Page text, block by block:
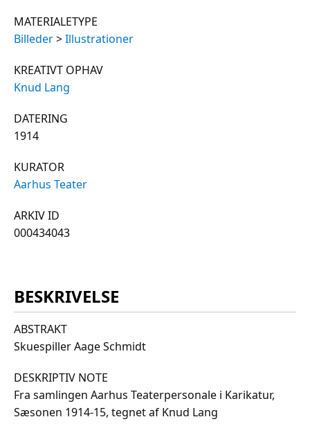
MATERIALETYPE
Billeder>Illustrationer
KREATIVT OPHAV
Knud Lang
DATERING
1914
KURATOR
Aarhus Teater
ARKIV ID
000434043
BESKRIVELSE
ABSTRAKT
Skuespiller Aage Schmidt
DESKRIPTIV NOTE
Fra samlingen Aarhus Teaterpersonale i Karikatur,
Sæsonen 1914-15, tegnet af Knud Lang